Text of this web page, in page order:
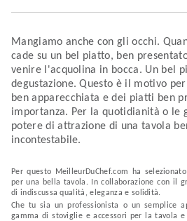
Mangiamo anche con gli occhi.
cade su un bel piatto, ben
venire l'acquolina in bocca. Un bel
degustazione. Questo è il motivo
ben apparecchiata e dei piatti ben
importanza. Per la quotidianità o le
potere di attrazione di una tavola
incontestabile.
Per questo MeilleurDuChef.com ha
per una bella tavola. In collaborazione con il
di indiscussa qualità, eleganza e solidità.
Che tu sia un professionista o un semplice
gamma di stoviglie e accessori per la tavola